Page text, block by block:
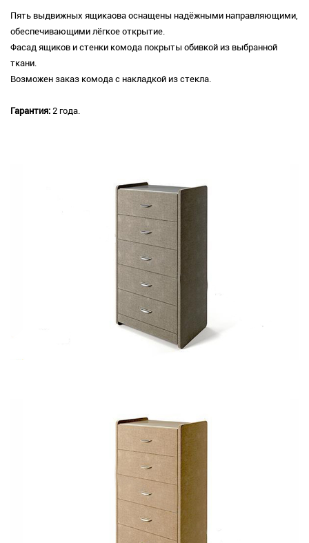
Пять выдвижных ящикаова оснащены надёжными направляющими,
обеспечивающими лёгкое открытие.
Фасад ящиков и стенки комода покрыты обивкой из выбранной
ткани.
Возможен заказ комода с накладкой из стекла.
Гарантия: 2 года.